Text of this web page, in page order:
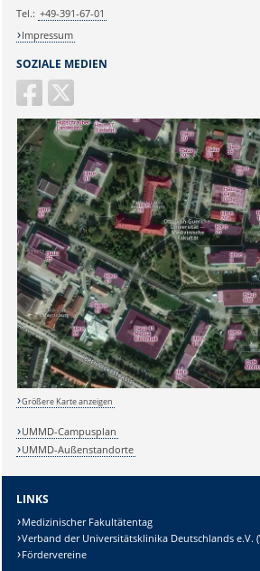
Sicherheitsabfrage:
Lösung:
SOZIALE MEDIEN
Tel.: +49-391-67-01
Impressum
Größere Karte anzeigen
UMMD-Campusplan
UMMD-Außenstandorte
LINKS
Medizinischer Fakultätentag
Verband der Universitätsklinika Deutschlands e.V.
Fördervereine